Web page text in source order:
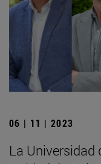
06 | 11 | 2023
La Universidad